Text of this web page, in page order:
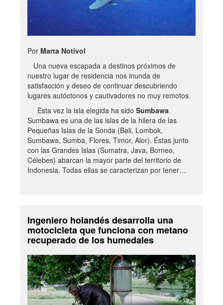
Por Marta Notivol
Una nueva escapada a destinos próximos de
nuestro lugar de residencia nos inunda de
satisfacción y deseo de continuar descubriendo
lugares autóctonos y cautivadores no muy remotos.
Esta vez la isla elegida ha sido Sumbawa.
Sumbawa es una de las islas de la hilera de las
Pequeñas Islas de la Sonda (Bali, Lombok,
Sumbawa, Sumba, Flores, Timor, Alor). Éstas junto
con las Grandes Islas (Sumatra, Java, Borneo,
Célebes) abarcan la mayor parte del territorio de
Indonesia. Todas ellas se caracterizan por tener…
Ingeniero holandés desarrolla una
motocicleta que funciona con metano
recuperado de los humedales